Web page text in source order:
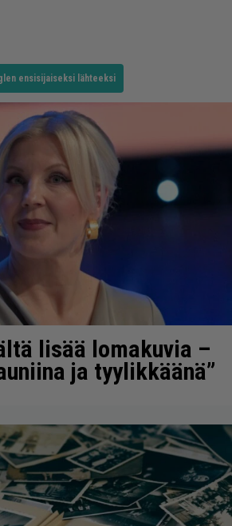
ensisijaiseksi lähteeksi
lisää lomakuvia –
ja tyylikkäänä”